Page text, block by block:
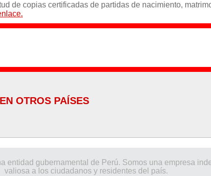
de copias certificadas de partidas de nacimiento,
OTROS PAÍSES
Argentina
entidad gubernamental de Perú. Somos una empresa
valiosa a los ciudadanos y residentes del país.